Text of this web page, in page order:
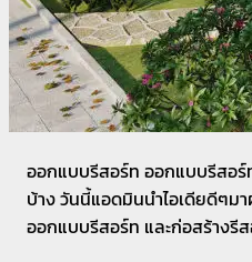
ออกแบบรีสอร์ท ออกแบบรีสอร์
บ้าง วันนี้แอดมินนำไอเดียดีๆม
ออกแบบรีสอร์ท และก่อสร้างรี